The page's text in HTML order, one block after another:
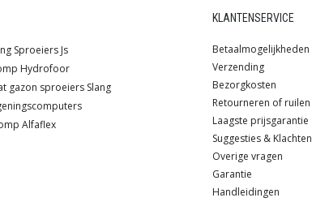
Sproeiers Js
Hydrofoor
gazon sproeiers Slang
Alfaflex
KLANTENSERVICE
Betaalmogelijkheden
Verzending
Bezorgkosten
Retourneren of ruilen
Laagste prijsgarantie
Suggesties & Klachten
Overige vragen
Garantie
Handleidingen